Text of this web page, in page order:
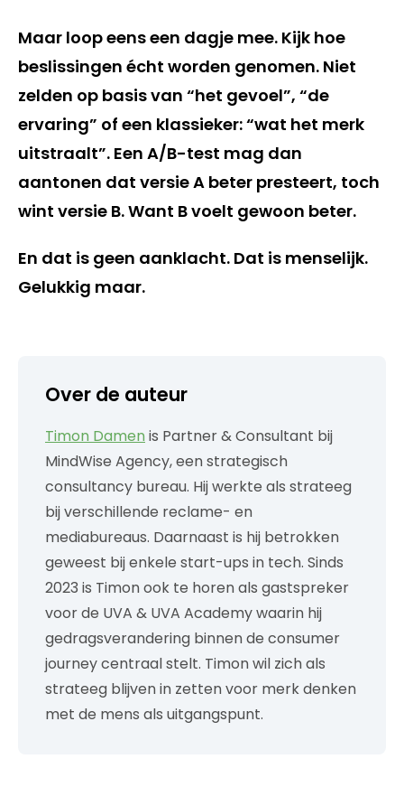
Maar loop eens een dagje mee. Kijk hoe
beslissingen écht worden genomen. Niet
zelden op basis van “het gevoel”, “de
ervaring” of een klassieker: “wat het merk
uitstraalt”. Een A/B-test mag dan
aantonen dat versie A beter presteert, toch
wint versie B. Want B voelt gewoon beter.
En dat is geen aanklacht. Dat is menselijk.
Gelukkig maar.
Over de auteur
Timon Damen is Partner & Consultant bij
MindWise Agency, een strategisch
consultancy bureau. Hij werkte als strateeg
bij verschillende reclame- en
mediabureaus. Daarnaast is hij betrokken
geweest bij enkele start-ups in tech. Sinds
2023 is Timon ook te horen als gastspreker
voor de UVA & UVA Academy waarin hij
gedragsverandering binnen de consumer
journey centraal stelt. Timon wil zich als
strateeg blijven in zetten voor merk denken
met de mens als uitgangspunt.